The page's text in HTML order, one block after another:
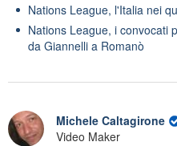
Nations League, l'Italia nei
Nations League, i convocati
da Giannelli a Romanò
Michele Caltagirone
Video Maker